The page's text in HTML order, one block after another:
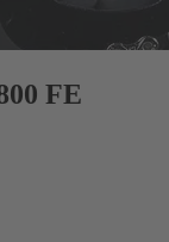
FE